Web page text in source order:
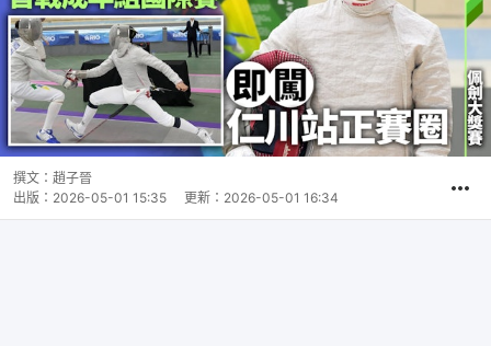
撰文： 趙子晉
出版： 2026-05-01 15:35 更新： 2026-05-01 16:34